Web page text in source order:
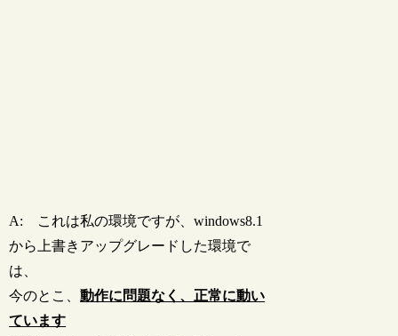
A: これは私の環境ですが、windows8.1
から上書きアップグレードした環境で
は、
今のとこ、動作に問題なく、正常に動い
ています